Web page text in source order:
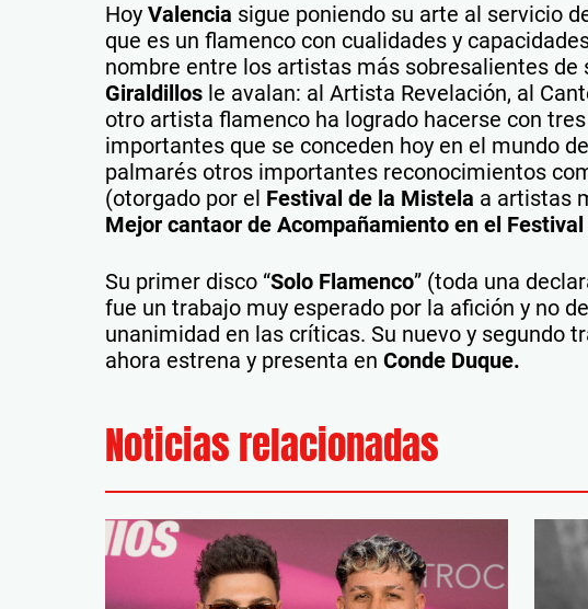
Hoy Valencia sigue poniendo su arte al servicio
que es un flamenco con cualidades y
nombre entre los artistas más sobresalientes de
Giraldillos le avalan: al Artista Revelación, al
otro artista flamenco ha logrado hacerse con tres
importantes que se conceden hoy en el mundo
palmarés otros importantes reconocimientos
(otorgado por el Festival de la Mistela a artistas
Mejor cantaor de Acompañamiento en el
Su primer disco “Solo Flamenco” (toda una
fue un trabajo muy esperado por la afición y no
unanimidad en las críticas. Su nuevo y segundo
ahora estrena y presenta en Conde Duque.
Noticias relacionadas